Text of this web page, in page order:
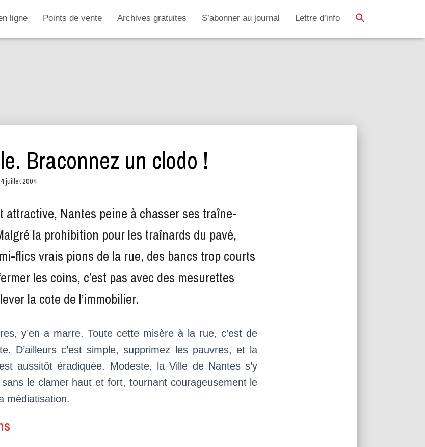
ligne Points de vente Archives gratuites S’abonner au journal Lettre d’info
Braconnez un clodo !
juillet 2004
attractive, Nantes peine à chasser ses traîne-
la prohibition pour les traînards du pavé,
flics vrais pions de la rue, des bancs trop courts
les coins, c’est pas avec des mesurettes
la cote de l’immobilier.
y’en a marre. Toute cette misère à la rue, c’est de
D’ailleurs c’est simple, supprimez les pauvres, et la
aussitôt éradiquée. Modeste, la Ville de Nantes s’y
sans le clamer haut et fort, tournant courageusement le
médiatisation.